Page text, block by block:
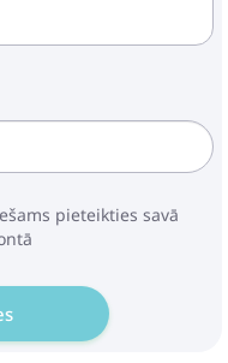
pieteikties savā